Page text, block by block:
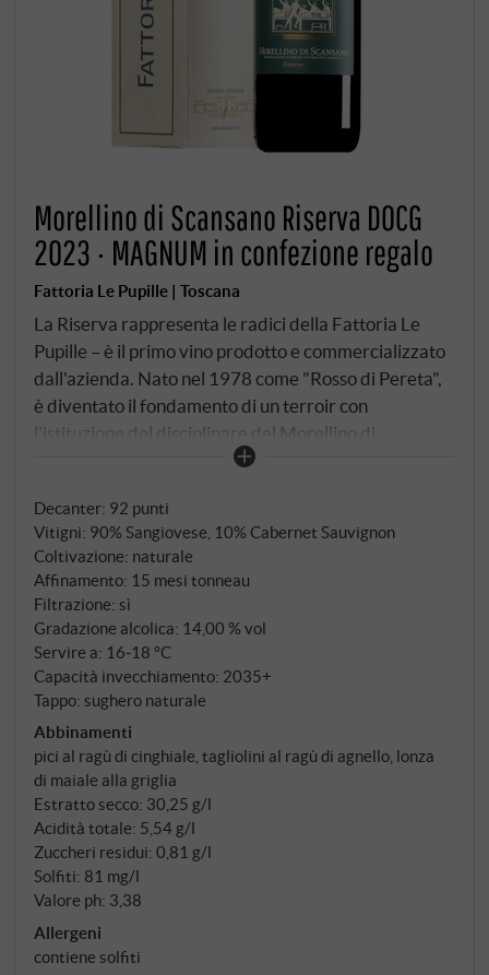
Morellino di Scansano Riserva DOCG
2023 · MAGNUM in confezione regalo
Fattoria Le Pupille | Toscana
La Riserva rappresenta le radici della Fattoria Le
Pupille – è il primo vino prodotto e commercializzato
dall'azienda. Nato nel 1978 come "Rosso di Pereta",
è diventato il fondamento di un terroir con
l'istituzione del disciplinare del Morellino di
Scansano, che Elisabetta Geppetti ha portato con
internazionale. Prima donna a capo del Consorzio
Morellino di Scansano, ha dato forma non solo alla
denominazione, ma anche all'intera cultura enologica
maremmana. Sangiovese (90%) e Cabernet
Sauvignon (10%) provenienti dai vigneti La Carla,
Maiano, Bozzino e Vecchie Pupille ad un'altitudine
compresa tra i 50 e i 250 metri. I terreni variano da
strutture argilloso-silicee a sabbioso-limose con una
componente di marna calcarea. Dopo 25-30 giorni di
macerazione a 26 gradi, il vino matura per dodici
mesi in botti di rovere di Slavonia della capacità di
20-40 ettolitri.
Decanter: 92 punti
Vitigni: 90% Sangiovese, 10% Cabernet Sauvignon
Coltivazione: naturale
Affinamento: 15 mesi tonneau
Filtrazione: sì
Gradazione alcolica: 14,00 % vol
Servire a: 16‑18 °C
Capacità invecchiamento: 2035+
Tappo: sughero naturale
Abbinamenti
pici al ragù di cinghiale, tagliolini al ragù di agnello, lonza
di maiale alla griglia
Estratto secco: 30,25 g/l
Acidità totale: 5,54 g/l
Zuccheri residui: 0,81 g/l
Solfiti: 81 mg/l
Valore ph: 3,38
Allergeni
contiene solfiti